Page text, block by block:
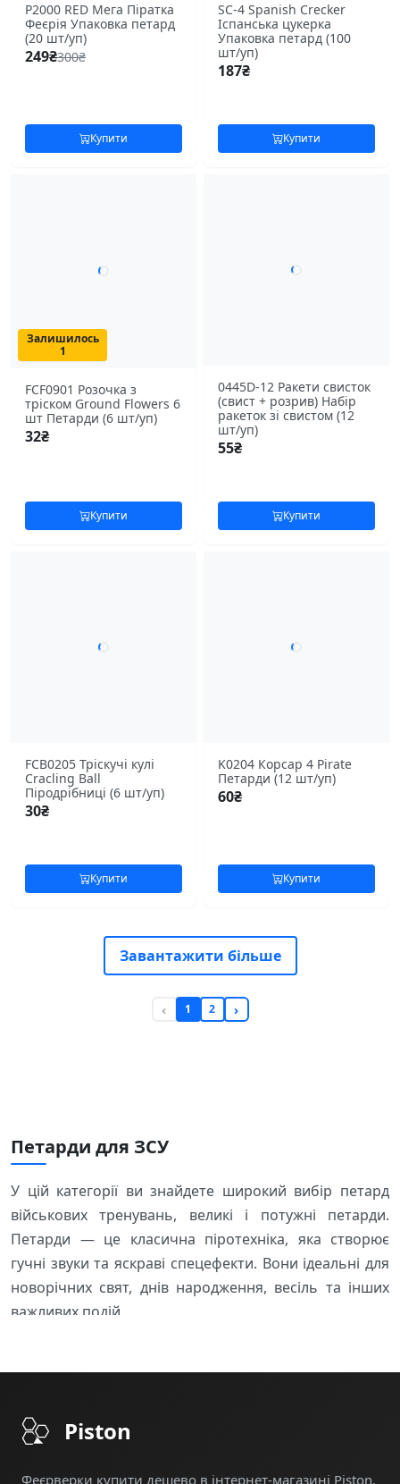
P2000 RED Мега Піратка
Феєрія Упаковка петард
(20 шт/уп)
249₴300₴
Купити
SC-4 Spanish Crecker
Іспанська цукерка
Упаковка петард (100
шт/уп)
187₴
Купити
Залишилось
1
FCF0901 Розочка з
тріском Ground Flowers 6
шт Петарди (6 шт/уп)
32₴
Купити
0445D-12 Ракети свисток
(свист + розрив) Набір
ракеток зі свистом (12
шт/уп)
55₴
Купити
FCB0205 Тріскучі кулі
Cracling Ball
Піродрібниці (6 шт/уп)
30₴
Купити
K0204 Корсар 4 Pirate
Петарди (12 шт/уп)
60₴
Купити
Завантажити більше
1 2
Петарди для ЗСУ
У цій категорії ви знайдете широкий вибір петард
військових тренувань, великі і потужні петарди.
Петарди — це класична піротехніка, яка створює
гучні звуки та яскраві спецефекти. Вони ідеальні для
новорічних свят, днів народження, весіль та інших
важливих подій.
для дітей під наглядом дорослих
Piston
Феєрверки купити дешево в інтернет-магазині Piston,